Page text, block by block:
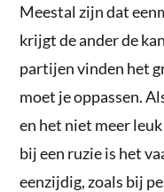
Meestal zijn dat
krijgt de ander de
partijen vinden het
moet je oppassen.
en het niet meer
bij een ruzie is het
eenzijdig, zoals bij